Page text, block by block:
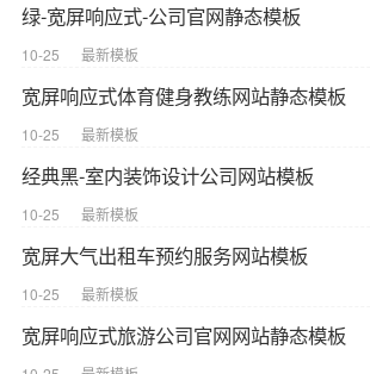
绿-宽屏响应式-公司官网静态模板
10-25 最新模板
宽屏响应式体育健身教练网站静态模板
10-25 最新模板
经典黑-室内装饰设计公司网站模板
10-25 最新模板
宽屏大气出租车预约服务网站模板
10-25 最新模板
宽屏响应式旅游公司官网网站静态模板